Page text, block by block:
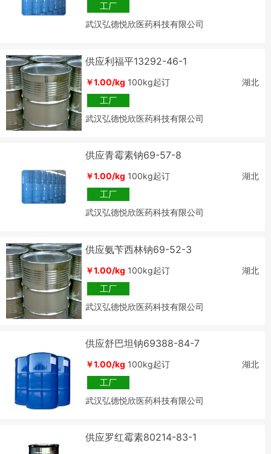
工厂
武汉弘德悦欣医药科技有限公司
供应利福平13292-46-1
￥1.00/kg 100kg起订
湖北
工厂
武汉弘德悦欣医药科技有限公司
供应青霉素钠69-57-8
￥1.00/kg 100kg起订
湖北
工厂
武汉弘德悦欣医药科技有限公司
供应氨苄西林钠69-52-3
￥1.00/kg 100kg起订
湖北
工厂
武汉弘德悦欣医药科技有限公司
供应舒巴坦钠69388-84-7
￥1.00/kg 100kg起订
湖北
工厂
武汉弘德悦欣医药科技有限公司
供应罗红霉素80214-83-1